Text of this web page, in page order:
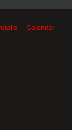
Calendar